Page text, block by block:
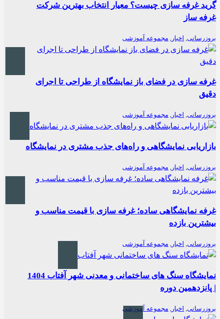
گرید غرفه سازی چیست؟ معیار انتخاب بهترین شرکت
غرفه ساز
بروزرسانی, اخبار , مجموعه آموزشی
غرفه سازی در فضای باز نمایشگاه از طراحی تا اجرای
دقیق
بروزرسانی, اخبار , مجموعه آموزشی
بازاریابی نمایشگاهی و راه‌های جذب مشتری در نمایشگاه
بروزرسانی, اخبار , مجموعه آموزشی
غرفه نمایشگاهی ساده؛ غرفه سازی با قیمت مناسب و
بیشترین بازده
بروزرسانی, اخبار , مجموعه آموزشی
نمایشگاه سنگ های ساختمانی و معدنی شهر آفتاب 1404
| پانزدهمین دوره
بروزرسانی, اخبار , مجموعه آموزشی